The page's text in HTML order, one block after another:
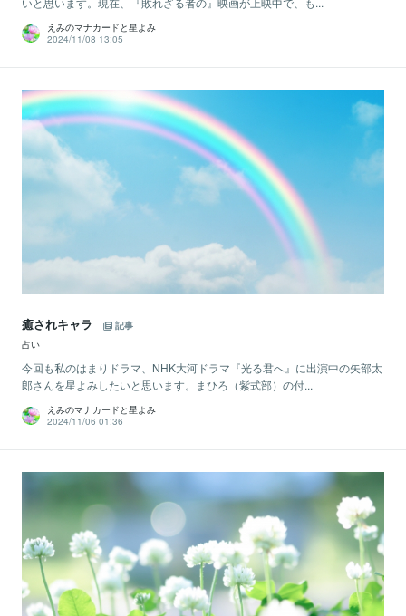
えみのマナカードと星よみ
2024/11/08 13:05
癒されキャラ
記事
占い
今回も私のはまりドラマ、NHK大河ドラマ『光る君へ』に出演中の矢部太
郎さんを星よみしたいと思います。まひろ（紫式部）の付...
えみのマナカードと星よみ
2024/11/06 01:36